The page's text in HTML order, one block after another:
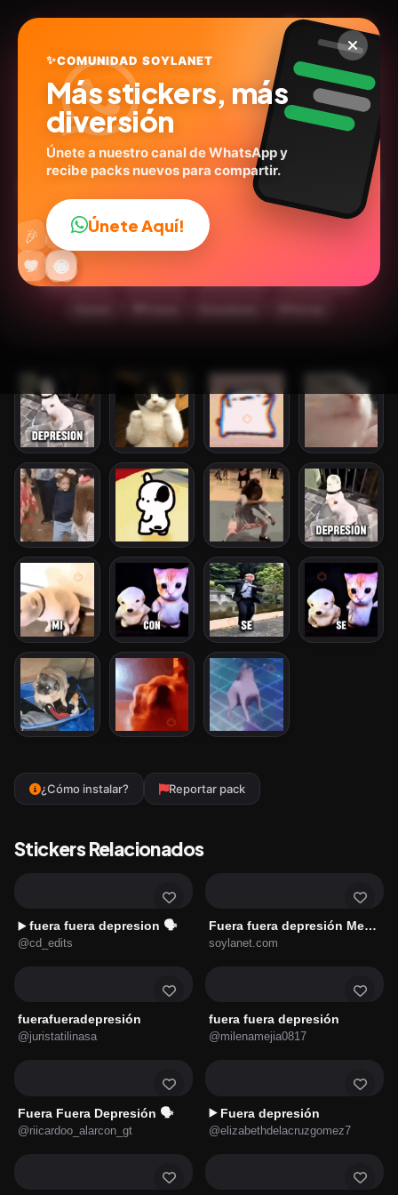
🙅🏻‍♀️ Fuera fuera depresión!
🗣
@paraguayita_01
15stickers
¿Cómo instalar? Reportar pack
Stickers Relacionados
▶️ fuera fuera depresion 🗣
@cd_edits
Fuera fuera depresión Meme 🎶🐸
soylanet.com
fuerafueradepresión
@juristatilinasa
fuera fuera depresión
@milenamejia0817
Fuera Fuera Depresión 🗣️
@riicardoo_alarcon_gt
▶️ Fuera depresión
@elizabethdelacruzgomez7
😎
😂
🔥
💬
❤️ ✨
🤩
😜
🎉 👍
✨COMUNIDAD SOYLANET
Más stickers, más
diversión
Únete a nuestro canal de WhatsApp y
recibe packs nuevos para compartir.
Únete Aquí!